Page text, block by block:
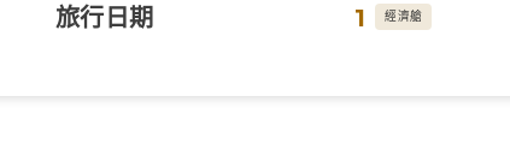
旅行日期 1 經濟艙